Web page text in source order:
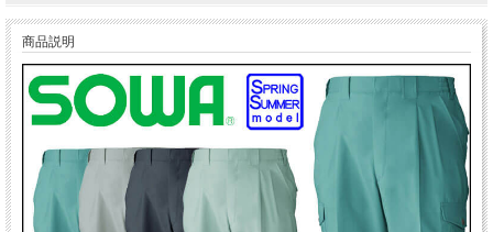
商品説明